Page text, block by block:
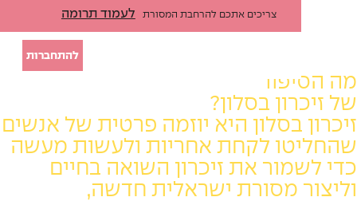
צריכים אתכם להרחבת המסורתלעמוד תרומה
בסלון?
בסלון היא יוזמה פרטית של אנשים
לקחת אחריות ולעשות מעשה
את זיכרון השואה בחיים
מסורת ישראלית חדשה,